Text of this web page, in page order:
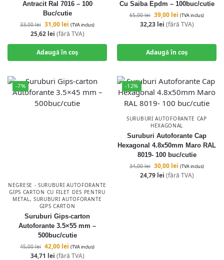
Antracit Ral 7016 – 100
Buc/cutie
33,00lei 31,00 lei (TVA inclus)
25,62 lei (fără TVA)
Adaugă în coș
Cu Saiba Epdm – 100buc/cutie
65,00lei 39,00 lei (TVA inclus)
32,23 lei (fără TVA)
Adaugă în coș
-7%
NEGRESE - SURUBURI AUTOFORANTE
GIPS CARTON CU FILET DES PENTRU
METAL , SURUBURI AUTOFORANTE
GIPS CARTON
Suruburi Gips-carton
Autoforante 3.5×55 mm –
500buc/cutie
45,00lei 42,00 lei (TVA inclus)
34,71 lei (fără TVA)
-12%
SURUBURI AUTOFORANTE CAP
HEXAGONAL
Suruburi Autoforante Cap
Hexagonal 4.8x50mm Maro RAL
8019- 100 buc/cutie
34,00lei 30,00 lei (TVA inclus)
24,79 lei (fără TVA)